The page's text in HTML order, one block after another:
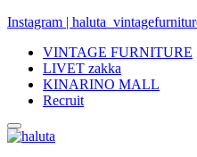
Instagram |
VINTAGE FURNITURE
LIVET zakka
KINARINO MALL
Recruit